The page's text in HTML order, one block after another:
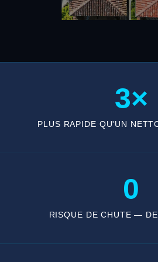
3×
PLUS RAPIDE QU'UN
0
RISQUE DE CHUTE —